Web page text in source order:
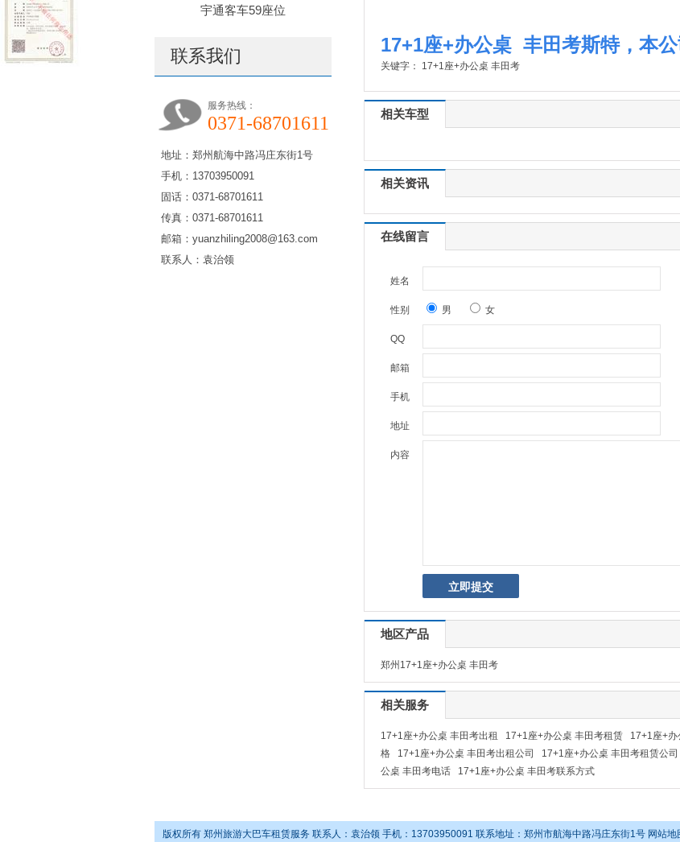
宇通客车59座位
联系我们
服务热线：
0371-68701611
地址：郑州航海中路冯庄东街1号
手机：13703950091
固话：0371-68701611
传真：0371-68701611
邮箱：yuanzhiling2008@163.com
联系人：袁治领
17+1座+办公桌 丰田考斯特，本
关键字： 17+1座+办公桌 丰田考
相关车型
相关资讯
在线留言
姓名
性别 男 女
QQ
邮箱
手机
地址
内容
地区产品
郑州17+1座+办公桌 丰田考
相关服务
17+1座+办公桌 丰田考出租 17+1座+办公桌 丰田考租赁 17+1座+办
格
17+1座+办公桌 丰田考出租公司 17+1座+办公桌 丰田考租赁公司
公桌 丰田考电话
17+1座+办公桌 丰田考联系方式
版权所有 郑州旅游大巴车租赁服务 联系人：袁治领 手机：13703950091 联系地址：郑州市航海中路冯庄东街1号 网站地